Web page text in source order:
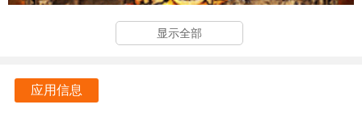
显示全部
应用信息